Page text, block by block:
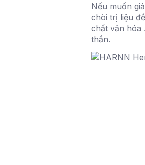
Nếu muốn
chòi trị liệu
chất văn hóa
thần.